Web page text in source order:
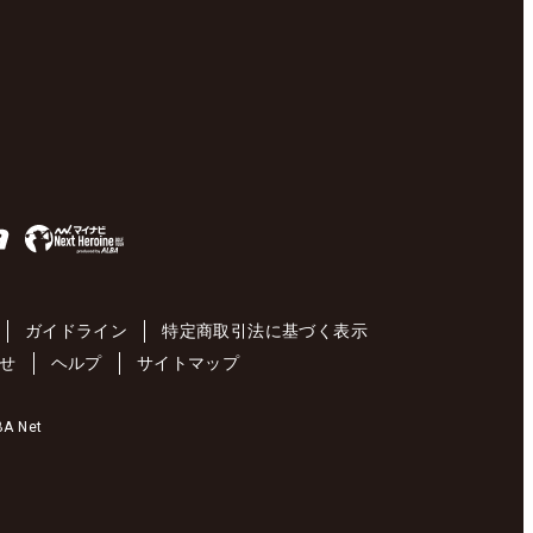
ガイドライン
特定商取引法に基づく表示
ヘルプ サイトマップ
Net